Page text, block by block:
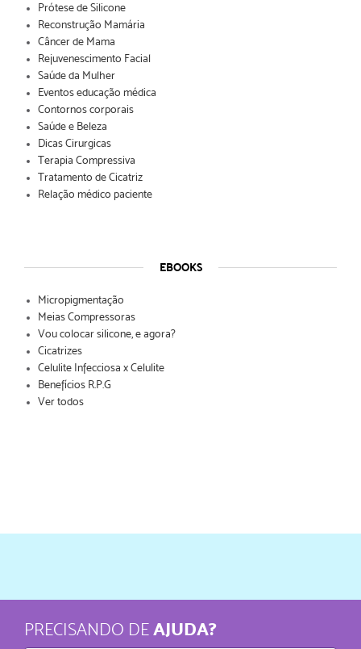
Prótese de Silicone
Reconstrução Mamária
Câncer de Mama
Rejuvenescimento Facial
Saúde da Mulher
Eventos educação médica
Contornos corporais
Saúde e Beleza
Dicas Cirurgicas
Terapia Compressiva
Tratamento de Cicatriz
Relação médico paciente
EBOOKS
Micropigmentação
Meias Compressoras
Vou colocar silicone, e agora?
Cicatrizes
Celulite Infecciosa x Celulite
Benefícios R.P.G
Ver todos
PRECISANDO DE AJUDA?